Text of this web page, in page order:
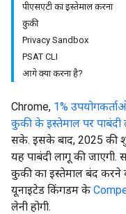
पीएसएटी का इस्तेमाल करना
कुकी
Privacy Sandbox
PSAT CLI
आगे क्या करना है?
Chrome, 1%
कुकी के इस्तेमाल पर पाबंदी
सके. इसके बाद, 2025 की
यह पाबंदी लागू की जाएगी.
कुकी का इस्तेमाल बंद करने
यूनाइटेड किंगडम के
लेनी होगी.